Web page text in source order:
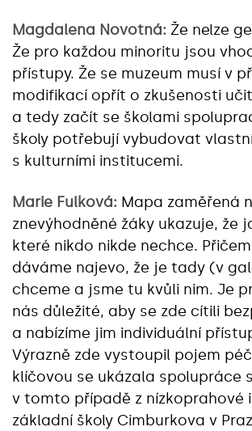
Magdalena Novotná: Že nelze
Že pro každou minoritu jsou
přístupy. Že se muzeum musí v
modifikací opřít o zkušenosti
a tedy začít se školami
školy potřebují vybudovat
s kulturními institucemi.
Marie Fulková: Mapa zaměřená
znevýhodněné žáky ukazuje, že
které nikdo nikde nechce.
dáváme najevo, že je tady (v
chceme a jsme tu kvůli nim. Je
nás důležité, aby se zde cítili
a nabízíme jim individuální
Výrazně zde vystoupil pojem
klíčovou se ukázala spolupráce
v tomto případě z nízkoprahové
základní školy Cimburkova v